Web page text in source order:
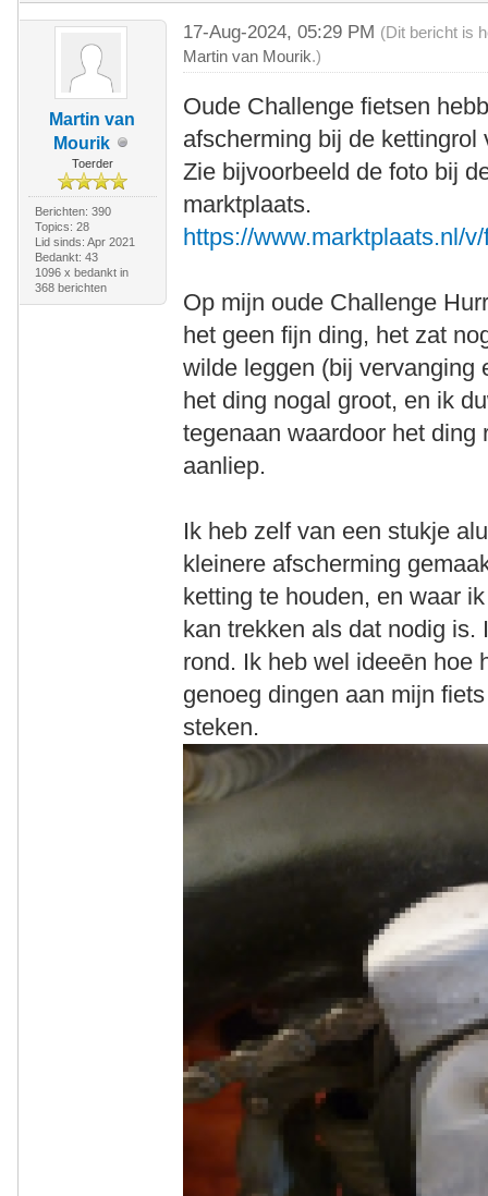
Martin van
Mourik
Toerder
Berichten: 390
Topics: 28
Lid sinds: Apr 2021
Bedankt: 43
1096 x bedankt in
368 berichten
17-Aug-2024, 05:29 PM (Dit bericht is
Martin van Mourik.)
Oude Challenge fietsen
afscherming bij de kettingrol
Zie bijvoorbeeld de foto bij
marktplaats.
https://www.marktplaats.nl/
Op mijn oude Challenge
het geen fijn ding, het zat
wilde leggen (bij vervanging
het ding nogal groot, en ik
tegenaan waardoor het
aanliep.
Ik heb zelf van een stukje
kleinere afscherming
ketting te houden, en waar
kan trekken als dat nodig is.
rond. Ik heb wel ideeēn hoe
genoeg dingen aan mijn
steken.